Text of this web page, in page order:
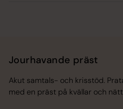
Jourhavande präst
Akut samtals- och krisstöd.
med en präst på kvällar och